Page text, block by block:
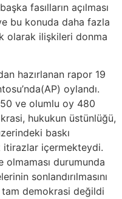
fasılların açılması
bu konuda daha fazla
olarak ilişkileri donma
hazırlanan rapor 19
oylandı.
ve olumlu oy 480
hukukun üstünlüğü,
baskı
itirazlar içermekteydi.
durumunda
sonlandırılmasını
demokrasi değildi